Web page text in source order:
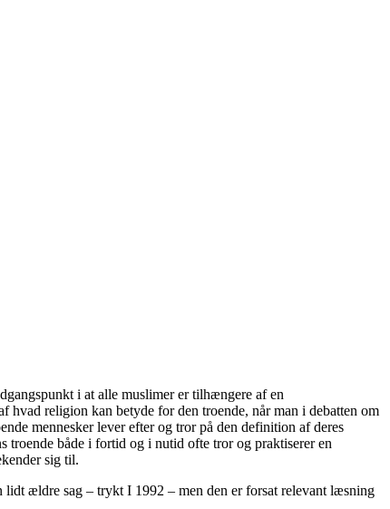
i at alle muslimer er tilhængere af en
religion kan betyde for den troende, når man i debatten om
mennesker lever efter og tror på den definition af deres
både i fortid og i nutid ofte tror og praktiserer en
sig til.
ældre sag – trykt I 1992 – men den er forsat relevant læsning